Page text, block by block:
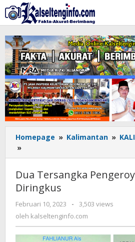
Lewati
ke
konten
Homepage » Kalimantan »
»
Tersangka
Berhasil
Diringkus
Dua Tersangka
Diringkus
Februari 10, 2023
oleh
kalseltenginfo.com
-
3,503 views
oleh kalseltenginfo.com